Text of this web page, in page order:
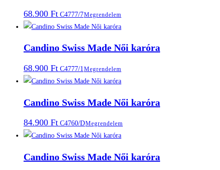
68.900 Ft C4777/7Megrendelem
Candino Swiss Made Női karóra
68.900 Ft C4777/1Megrendelem
Candino Swiss Made Női karóra
84.900 Ft C4760/DMegrendelem
Candino Swiss Made Női karóra